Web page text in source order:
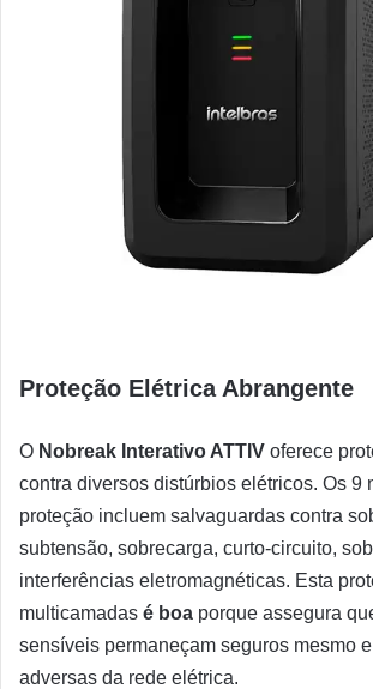
Proteção Elétrica Abrangente
O Nobreak Interativo ATTIV oferece
contra diversos distúrbios elétricos. Os 9
proteção incluem salvaguardas contra
subtensão, sobrecarga, curto-circuito,
interferências eletromagnéticas. Esta
multicamadas é boa porque assegura
sensíveis permaneçam seguros mesmo
adversas da rede elétrica.